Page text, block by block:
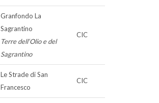
Granfondo La
Sagrantino
Terre dell‘Olio e del
Sagrantino
CIC
Le Strade di San
Francesco
CIC